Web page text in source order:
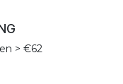
> €62